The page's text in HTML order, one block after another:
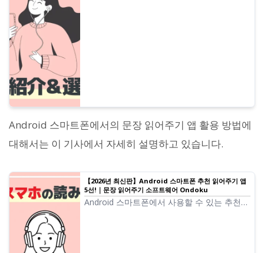
Android 스마트폰에서의 문장 읽어주기 앱 활용 방법에
대해서는 이 기사에서 자세히 설명하고 있습니다.
【2026년 최신판】Android 스마트폰 추천 읽어주기 앱
5선!｜문장 읽어주기 소프트웨어 Ondoku
Android 스마트폰에서 사용할 수 있는 추천